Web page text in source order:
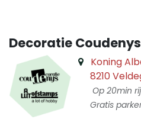
Decoratie
Koning
8210
Op 20min
Gratis